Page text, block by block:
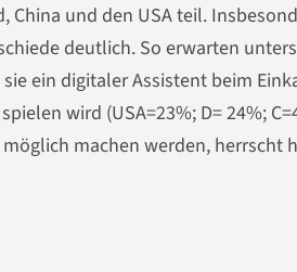
und den USA teil.
deutlich. So erwarten
sie ein digitaler Assistent beim
wird (USA=23%; D= 24%;
machen werden, herrscht